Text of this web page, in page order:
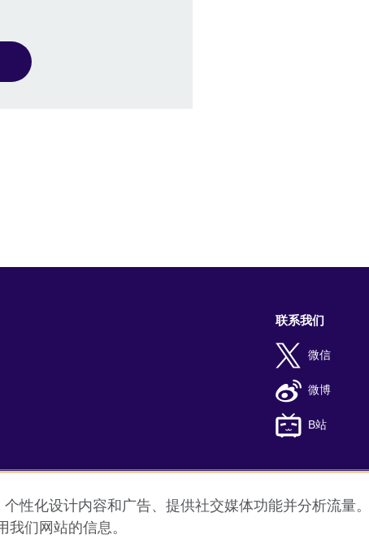
联系我们
微信
微博
B站
网站地图 ICP number: 京ICP备10044692号-8 京公网安备
性化设计内容和广告、提供社交媒体功能并分析流量
们网站的信息。